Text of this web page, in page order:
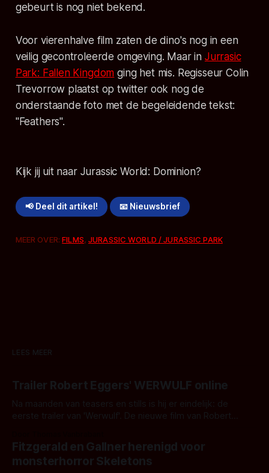
gebeurt is nog niet bekend.
Voor vierenhalve film zaten de dino's nog in een
veilig gecontroleerde omgeving. Maar in Jurrasic
Park: Fallen Kingdom ging het mis. Regisseur Colin
Trevorrow plaatst op twitter ook nog de
onderstaande foto met de begeleidende tekst:
"Feathers".
Kijk jij uit naar Jurassic World: Dominion?
📢 Deel dit artikel! 📧 Nieuwsbrief
MEER OVER:FILMS,JURASSIC WORLD / JURASSIC PARK
LEES MEER
Trailer Robert Eggers' WERWULF online
Na maanden van teasers en stills is hij er eindelijk: de
eerste trailer van 'Werwulf'. De nieuwe film van Robert
kille stijl vol folklore en mythe. Het topic deze keer is (kon
het het al raden?)... de weerwolf. Kijk je mee?
Fitzgerald en Gallner herenigd voor
monsterhorror Skeletons